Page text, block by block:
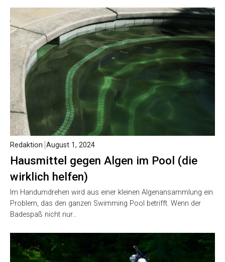
Hausmittel gegen Algen im Pool (die
wirklich helfen)
Redaktion August 1, 2024
Im Handumdrehen wird aus einer kleinen Algenansammlung ein
Problem, das den ganzen Swimming Pool betrifft. Wenn der
Badespaß nicht nur…